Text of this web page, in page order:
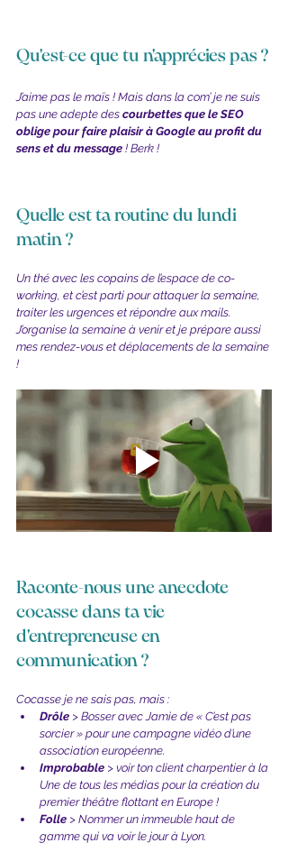
Qu'est-ce que tu n'apprécies pas ?
J’aime pas le maïs ! Mais dans la com’ je ne suis
pas une adepte des courbettes que le SEO
oblige pour faire plaisir à Google au profit du
sens et du message ! Berk !
Quelle est ta routine du lundi
matin ?
Un thé avec les copains de l’espace de co-
working, et c’est parti pour attaquer la semaine,
traiter les urgences et répondre aux mails.
J’organise la semaine à venir et je prépare aussi
mes rendez-vous et déplacements de la semaine
!
Raconte-nous une anecdote
cocasse dans ta vie
d'entrepreneuse en
communication ?
Cocasse je ne sais pas, mais :
Drôle > Bosser avec Jamie de « C’est pas
sorcier » pour une campagne vidéo d’une
association européenne.
Improbable > voir ton client charpentier à la
Une de tous les médias pour la création du
premier théâtre flottant en Europe !
Folle > Nommer un immeuble haut de
gamme qui va voir le jour à Lyon.